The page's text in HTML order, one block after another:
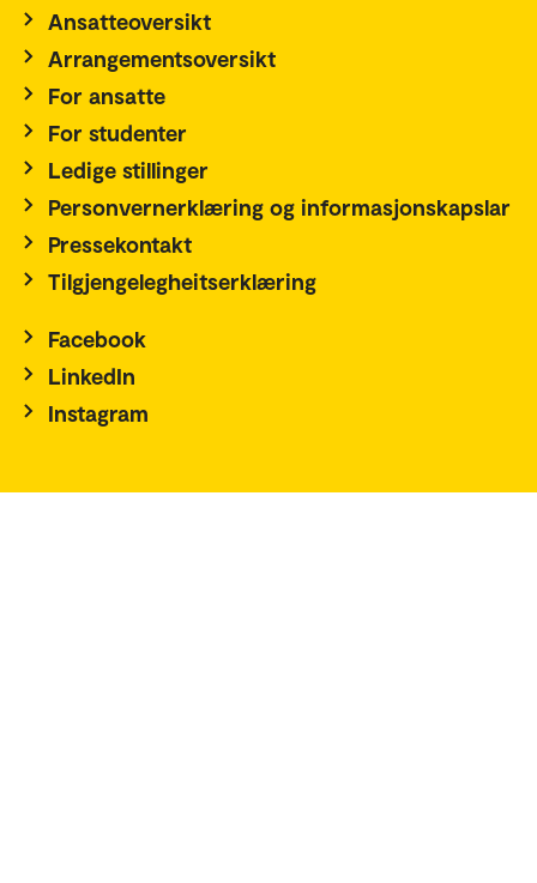
Ansatteoversikt
Arrangementsoversikt
For ansatte
For studenter
Ledige stillinger
Personvernerklæring og informasjonskapslar
Pressekontakt
Tilgjengelegheitserklæring
Facebook
LinkedIn
Instagram